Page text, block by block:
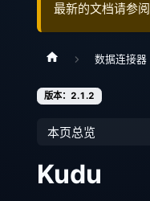
最新的文档请参阅
数据连接器
版本：2.1.2
本页总览
Kudu